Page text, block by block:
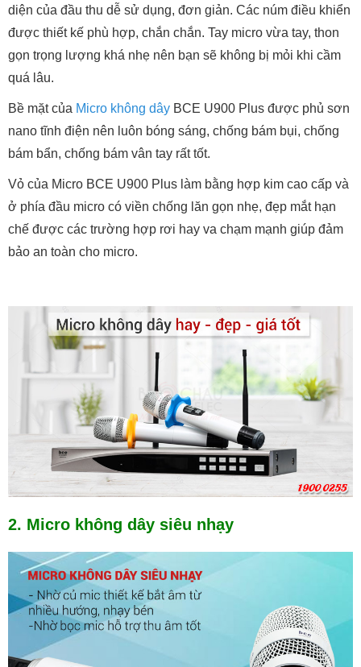
diện của đầu thu dễ sử dụng, đơn giản. Các núm điều khiển
được thiết kế phù hợp, chắn chắn. Tay micro vừa tay, thon
gọn trọng lượng khá nhẹ nên bạn sẽ không bị mỏi khi cầm
quá lâu.
Bề mặt của Micro không dây BCE U900 Plus được phủ sơn
nano tĩnh điện nên luôn bóng sáng, chống bám bụi, chống
bám bẩn, chống bám vân tay rất tốt.
Vỏ của Micro BCE U900 Plus làm bằng hợp kim cao cấp và
ở phía đầu micro có viền chống lăn gọn nhẹ, đẹp mắt hạn
chế được các trường hợp rơi hay va chạm mạnh giúp đảm
bảo an toàn cho micro.
2. Micro không dây siêu nhạy